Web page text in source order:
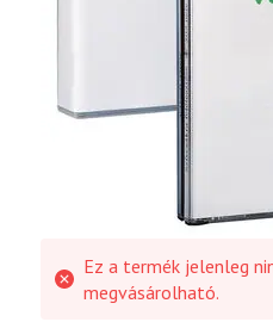
Ez a termék jelenleg
megvásárolható.